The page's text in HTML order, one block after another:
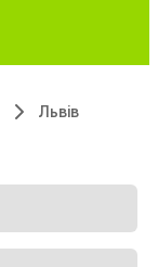
Львів